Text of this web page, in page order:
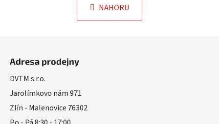
á
d
k
NAHORU
Adresa prodejny
DVTM s.r.o.
Jarolímkovo nám 971
Zlín - Malenovice 76302